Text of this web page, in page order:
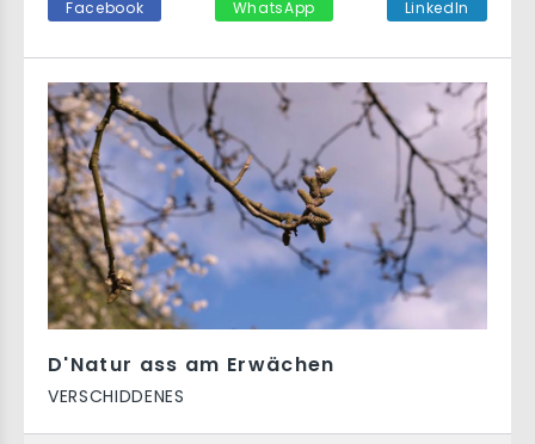
D'Natur ass am Erwächen
VERSCHIDDENES
Facebook WhatsApp LinkedIn